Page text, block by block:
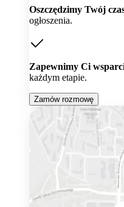
Oszczędzimy Twój
ogłoszenia.
Zapewnimy Ci
każdym etapie.
Zamów rozmowę